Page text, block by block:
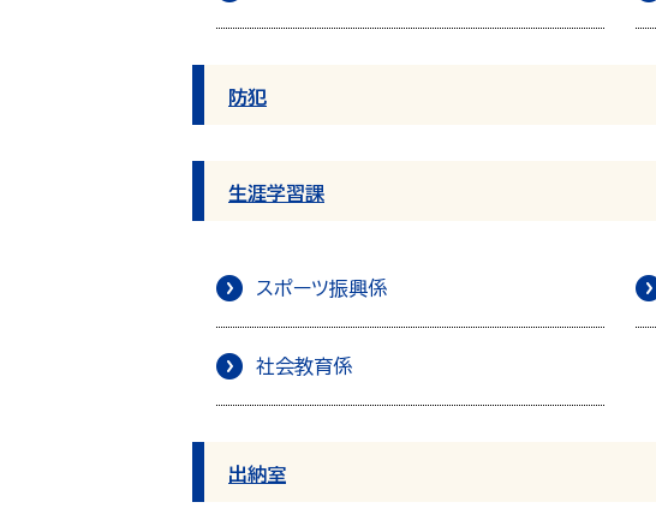
防犯
生涯学習課
スポーツ振興係
社会教育係
出納室